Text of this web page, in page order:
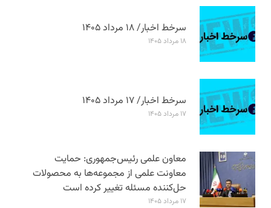
سرخط اخبار/ ۱۸ مرداد ۱۴۰۵
۱۸ مرداد ۱۴۰۵
سرخط اخبار/ ۱۷ مرداد ۱۴۰۵
۱۷ مرداد ۱۴۰۵
معاون علمی رئیس‌جمهوری: حمایت
معاونت علمی از مجموعه‌ها به محصولات
حل‌کننده مسئله تغییر کرده است
۱۷ مرداد ۱۴۰۵